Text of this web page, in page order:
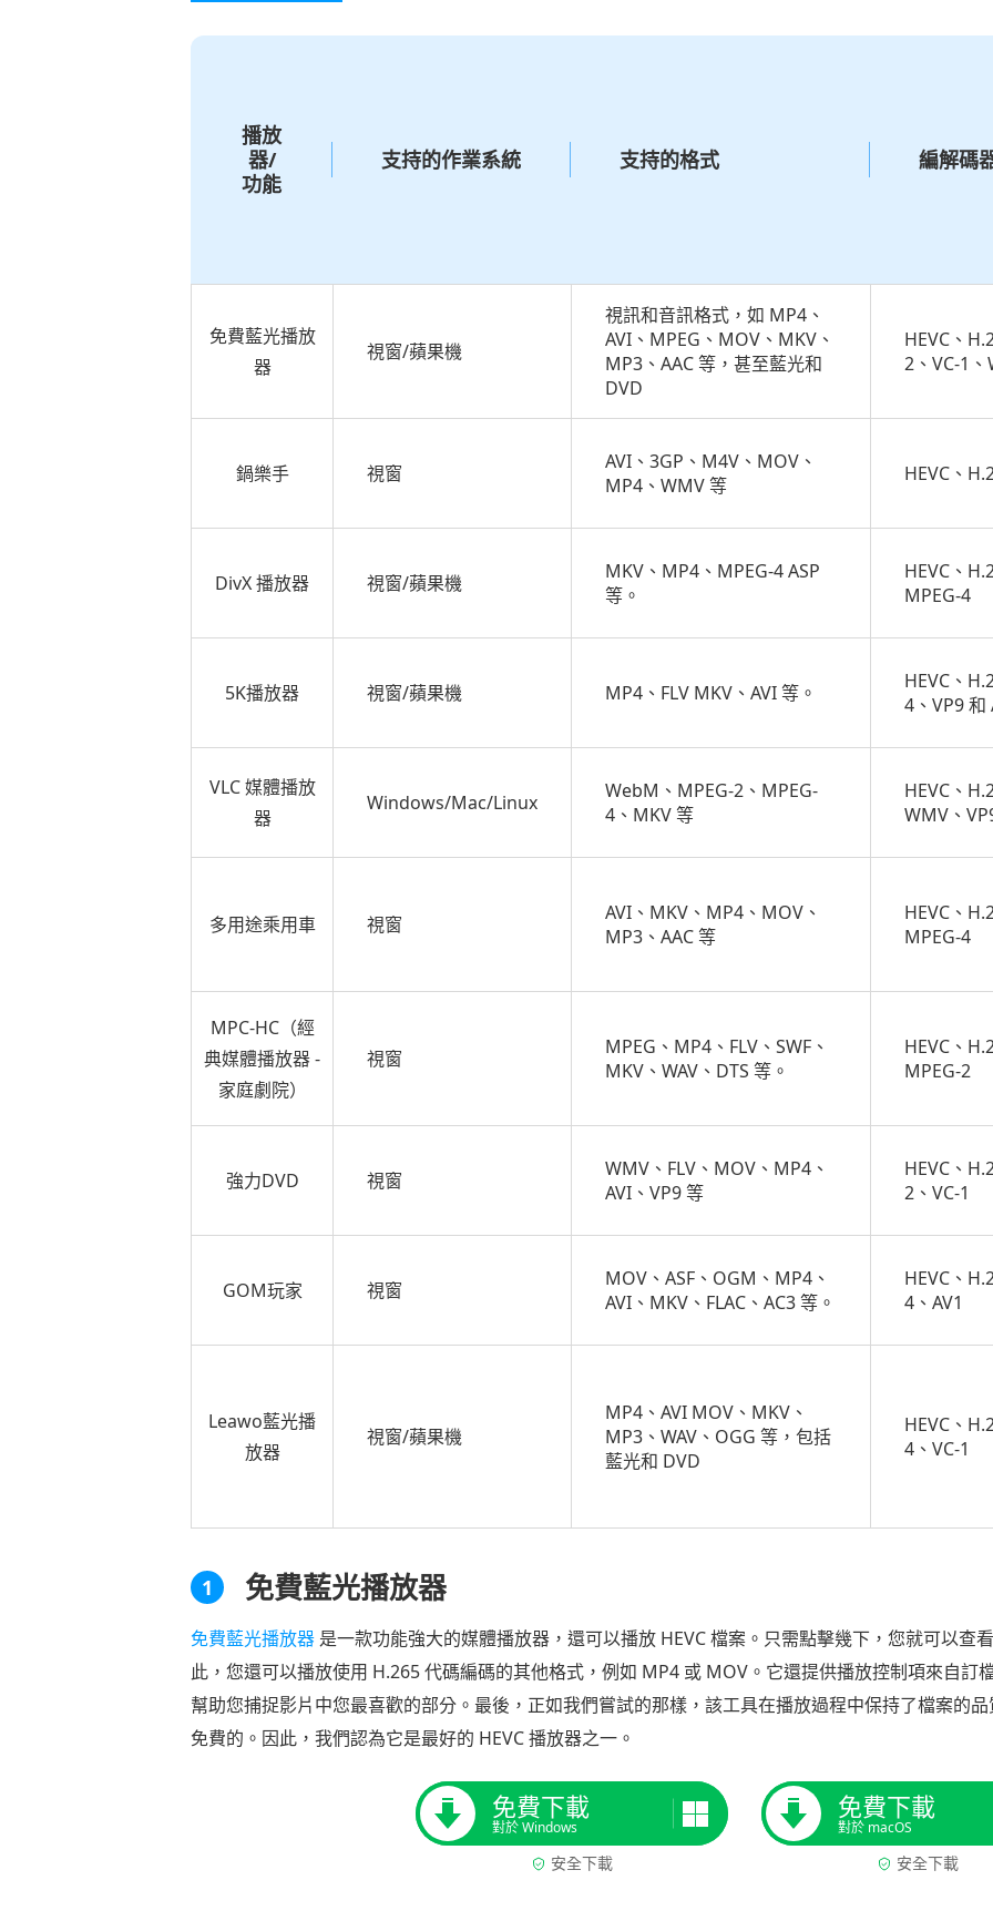
播放
器/
功能
支持的作業系統 支持的格式 編解碼
免費藍光播放
器
視窗/蘋果機
視訊和音訊格式，如 MP4、
AVI、MPEG、MOV、MKV、
MP3、AAC 等，甚至藍光和
DVD
HEVC、
2、VC-1
鍋樂手 視窗
AVI、3GP、M4V、MOV、
MP4、WMV 等
HEVC、
DivX 播放器 視窗/蘋果機
MKV、MP4、MPEG-4 ASP
等。
HEVC、
MPEG-4
5K播放器 視窗/蘋果機 MP4、FLV MKV、AVI 等。
HEVC、
4、VP9 和
VLC 媒體播放
器
Windows/Mac/Linux
WebM、MPEG-2、MPEG-
4、MKV 等
HEVC、
WMV、
多用途乘用車 視窗
AVI、MKV、MP4、MOV、
MP3、AAC 等
HEVC、
MPEG-4
MPC-HC（經
典媒體播放器 -
家庭劇院）
視窗
MPEG、MP4、FLV、SWF、
MKV、WAV、DTS 等。
HEVC、
MPEG-2
強力DVD 視窗
WMV、FLV、MOV、MP4、
AVI、VP9 等
HEVC、
2、VC-1
GOM玩家 視窗
MOV、ASF、OGM、MP4、
AVI、MKV、FLAC、AC3 等。
HEVC、
4、AV1
Leawo藍光播
放器
視窗/蘋果機
MP4、AVI MOV、MKV、
MP3、WAV、OGG 等，包括
藍光和 DVD
HEVC、
4、VC-1
1 免費藍光播放器
免費藍光播放器 是一款功能強大的媒體播放器，還可以播放 HEVC 檔案。只需點擊幾下，您就可以查
此，您還可以播放使用 H.265 代碼編碼的其他格式，例如 MP4 或 MOV。它還提供播放控制項來自訂
幫助您捕捉影片中您最喜歡的部分。最後，正如我們嘗試的那樣，該工具在播放過程中保持了檔案的
免費的。因此，我們認為它是最好的 HEVC 播放器之一。
免費下載
對於 Windows
安全下載
免費下載
對於 macOS
安全下載